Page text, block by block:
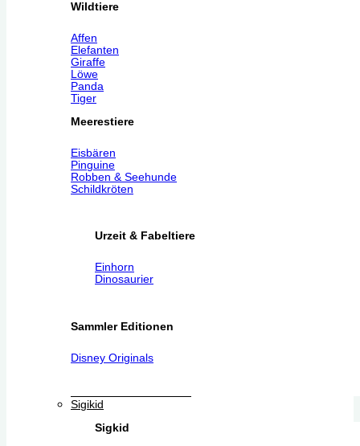
Wildtiere
Affen
Elefanten
Giraffe
Löwe
Panda
Tiger
Meerestiere
Eisbären
Pinguine
Robben & Seehunde
Schildkröten
Urzeit & Fabeltiere
Einhorn
Dinosaurier
Sammler Editionen
Disney Originals
Sigikid
Sigkid